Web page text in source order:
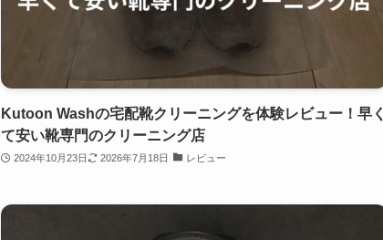
Kutoon Washの宅配靴クリーニングを体験レビュー！早く
て安い靴専門のクリーニング店
2024年10月23日 2026年7月18日 レビュー